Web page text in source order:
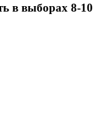
в выборах 8-10